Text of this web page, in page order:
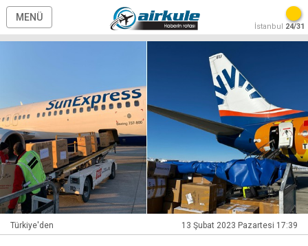
MENÜ
İstanbul 24/31
Türkiye'den 13 Şubat 2023 Pazartesi 17:39